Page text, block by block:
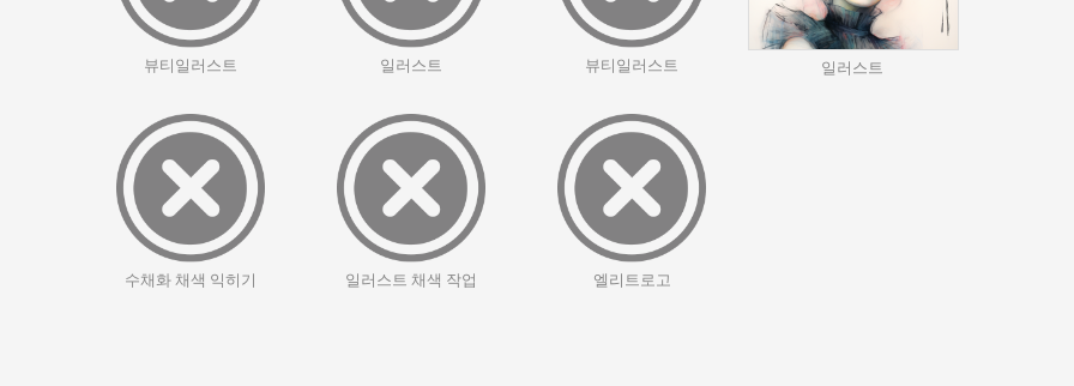
뷰티일러스트 일러스트 뷰티일러스트 일러스트
수채화 채색 익히기 일러스트 채색 작업 엘리트로고